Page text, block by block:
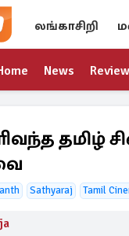
லங்காசிறி
News
தமிழ்
Sathyaraj Tamil